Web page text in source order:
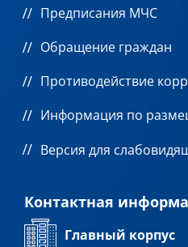
Предписания МЧС
Обращение граждан
Противодействие
Информация по
Версия для
Контактная
Главный корпус